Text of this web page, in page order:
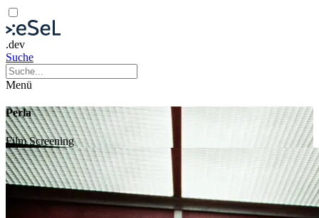
.dev
Suche
Menü
Perla
FilmScreening